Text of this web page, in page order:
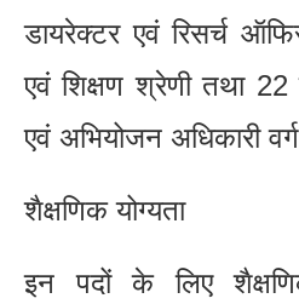
डायरेक्टर एवं रिसर्च
एवं शिक्षण श्रेणी तथा
एवं अभियोजन अधिकारी
शैक्षणिक योग्यता
इन पदों के लिए